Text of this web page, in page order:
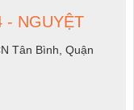
- NGUYỆT
Tân Bình, Quận